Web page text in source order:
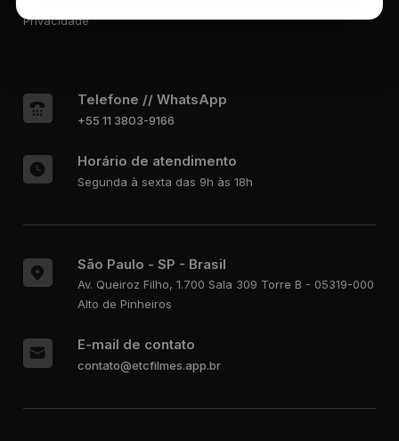
Privacidade
Telefone // WhatsApp
+55 11 3803-9166
Horário de atendimento
Segunda à sexta das 9h às 18h
São Paulo - SP - Brasil
Av. Queiroz Filho, 1.700 Sala 309 Torre B - 05319-000
Alto de Pinheiros
E-mail de contato
contato@etcfilmes.app.br